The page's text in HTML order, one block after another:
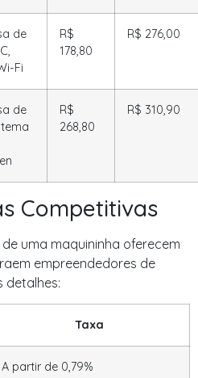
de
Fi
R$
178,80
R$ 276,00
de
R$
268,80
R$ 310,90
Competitivas
uma maquininha oferecem
empreendedores de
detalhes:
Taxa
A partir de 0,79%